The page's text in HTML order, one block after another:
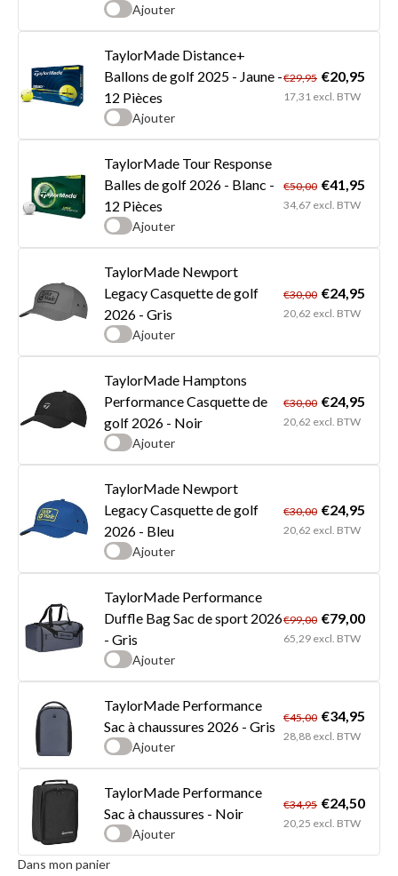
Ajouter
TaylorMade Distance+
Ballons de golf 2025 - Jaune -
12 Pièces
Ajouter
€29,95 €20,95
17,31 excl. BTW
TaylorMade Tour Response
Balles de golf 2026 - Blanc -
12 Pièces
Ajouter
€50,00 €41,95
34,67 excl. BTW
TaylorMade Newport
Legacy Casquette de golf
2026 - Gris
Ajouter
€30,00 €24,95
20,62 excl. BTW
TaylorMade Hamptons
Performance Casquette de
golf 2026 - Noir
Ajouter
€30,00 €24,95
20,62 excl. BTW
TaylorMade Newport
Legacy Casquette de golf
2026 - Bleu
Ajouter
€30,00 €24,95
20,62 excl. BTW
TaylorMade Performance
Duffle Bag Sac de sport 2026
- Gris
Ajouter
€99,00 €79,00
65,29 excl. BTW
TaylorMade Performance
Sac à chaussures 2026 - Gris
Ajouter
€45,00 €34,95
28,88 excl. BTW
TaylorMade Performance
Sac à chaussures - Noir
Ajouter
€34,95 €24,50
20,25 excl. BTW
Dans mon panier